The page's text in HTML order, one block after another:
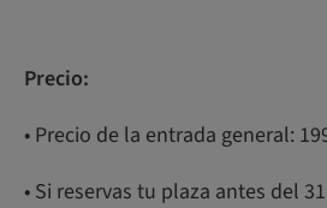
Precio:
• Precio de la entrada general:
• Si reservas tu plaza antes del